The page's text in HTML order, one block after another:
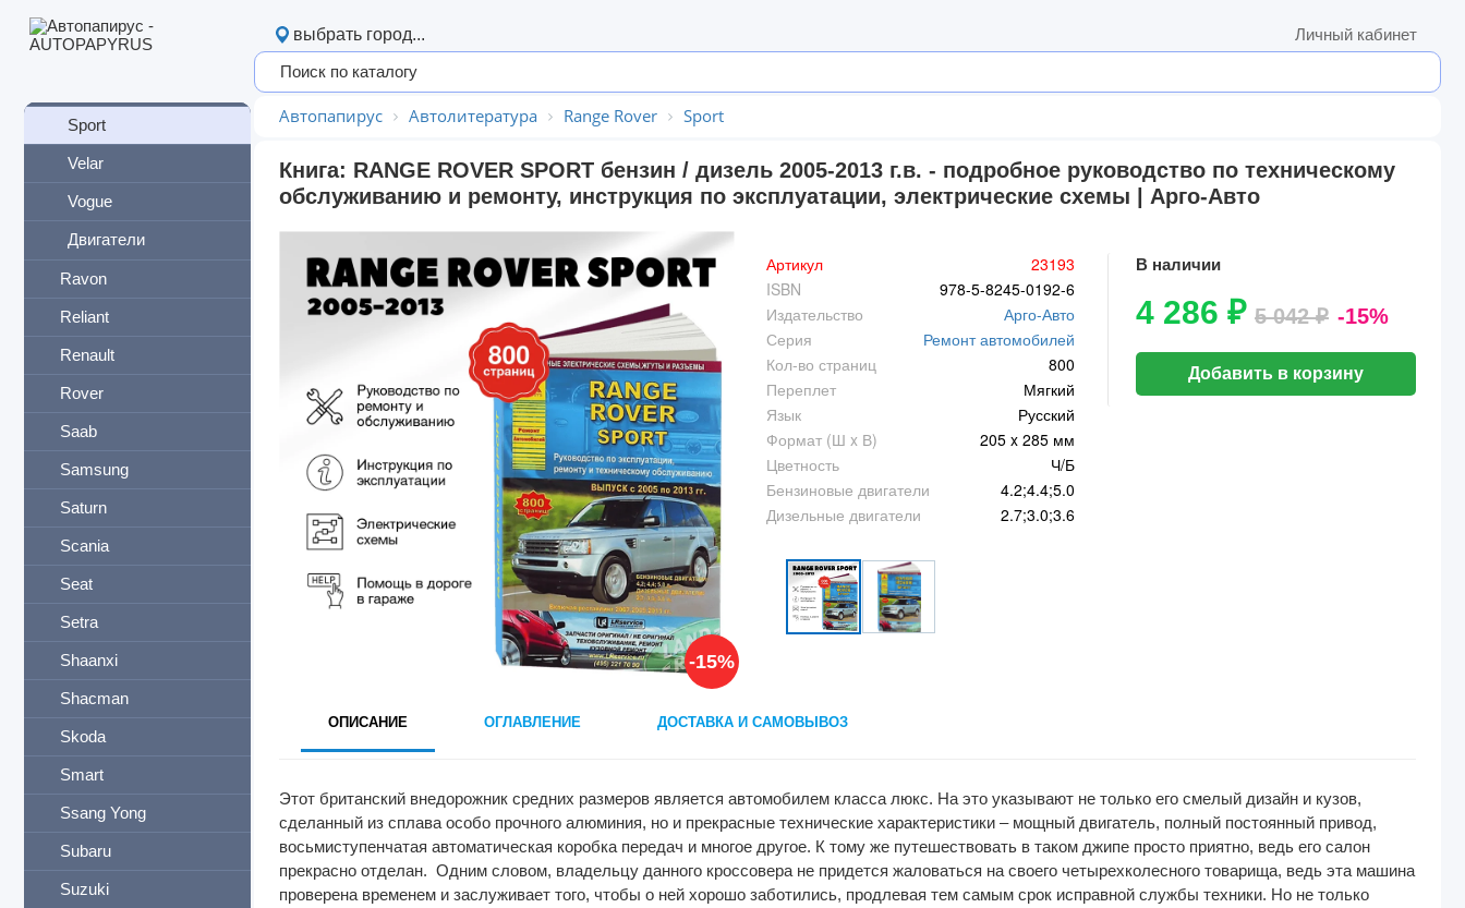
Classic
Sport
Velar
Vogue
Двигатели
Ravon
Reliant
Renault
Rover
Saab
Samsung
Saturn
Scania
Seat
Setra
Shaanxi
Shacman
Skoda
Smart
Ssang Yong
Subaru
Suzuki
выбрать город... Личный кабинет
Автопапирус Автолитература Range Rover Sport
Книга: RANGE ROVER SPORT бензин / дизель 2005-2013 г.в. - подробное руководство по техническому
обслуживанию и ремонту, инструкция по эксплуатации, электрические схемы | Арго-Авто
-15%
Артикул
23193
ISBN
978-5-8245-0192-6
Издательство
Арго-Авто
Серия
Ремонт автомобилей
Кол-во страниц
800
Переплет
Мягкий
Язык
Русский
Формат (Ш x В)
205 x 285 мм
Цветность
Ч/Б
Бензиновые двигатели
4.2;4.4;5.0
Дизельные двигатели
2.7;3.0;3.6
В наличии
4 286 ₽5 042 ₽ -15%
Добавить в корзину
ОПИСАНИЕ ОГЛАВЛЕНИЕ ДОСТАВКА И САМОВЫВОЗ
Этот британский внедорожник средних размеров является автомобилем класса люкс. На это указывают не только его смелый дизайн и кузов,
сделанный из сплава особо прочного алюминия, но и прекрасные технические характеристики – мощный двигатель, полный постоянный привод,
восьмиступенчатая автоматическая коробка передач и многое другое. К тому же путешествовать в таком джипе просто приятно, ведь его салон
прекрасно отделан. Одним словом, владельцу данного кроссовера не придется жаловаться на своего четырехколесного товарища, ведь эта машина
проверена временем и заслуживает того, чтобы о ней хорошо заботились, продлевая тем самым срок исправной службы техники. Но не только